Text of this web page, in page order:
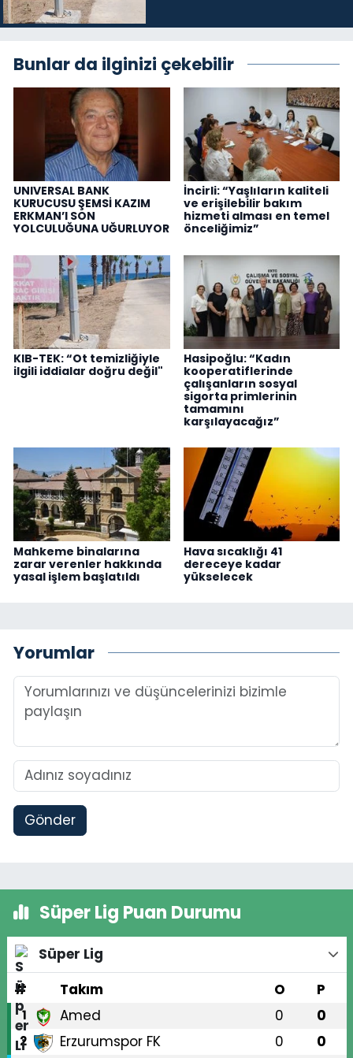
Bunlar da ilginizi çekebilir
UNIVERSAL BANK
KURUCUSU ŞEMSİ KAZIM
ERKMAN’I SON
YOLCULUĞUNA UĞURLUYOR
İncirli: “Yaşlıların kaliteli
ve erişilebilir bakım
hizmeti alması en temel
önceliğimiz”
KIB-TEK: “Ot temizliğiyle
ilgili iddialar doğru değil"
Hasipoğlu: “Kadın
kooperatiflerinde
çalışanların sosyal
sigorta primlerinin
tamamını
karşılayacağız”
Mahkeme binalarına
zarar verenler hakkında
yasal işlem başlatıldı
Hava sıcaklığı 41
dereceye kadar
yükselecek
Yorumlar
Gönder
Süper Lig Puan Durumu
Süper Lig
#
Takım O P
1 Amed 0 0
2 Erzurumspor FK 0 0